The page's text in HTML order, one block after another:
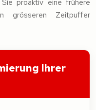
proaktiv eine frühere
grösseren Zeitpuffer
Ihrer